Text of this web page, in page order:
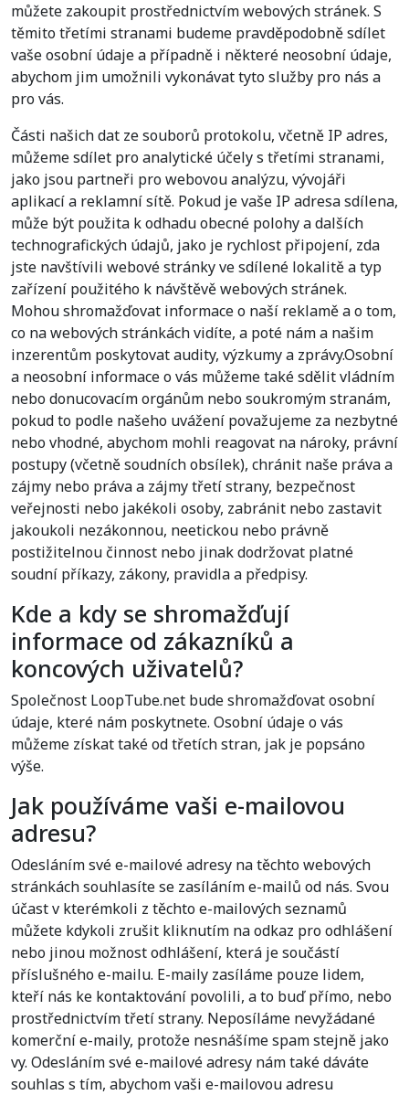
můžete zakoupit prostřednictvím webových stránek. S
těmito třetími stranami budeme pravděpodobně sdílet
vaše osobní údaje a případně i některé neosobní údaje,
abychom jim umožnili vykonávat tyto služby pro nás a
pro vás.
Části našich dat ze souborů protokolu, včetně IP adres,
můžeme sdílet pro analytické účely s třetími stranami,
jako jsou partneři pro webovou analýzu, vývojáři
aplikací a reklamní sítě. Pokud je vaše IP adresa sdílena,
může být použita k odhadu obecné polohy a dalších
technografických údajů, jako je rychlost připojení, zda
jste navštívili webové stránky ve sdílené lokalitě a typ
zařízení použitého k návštěvě webových stránek.
Mohou shromažďovat informace o naší reklamě a o tom,
co na webových stránkách vidíte, a poté nám a našim
inzerentům poskytovat audity, výzkumy a zprávy.Osobní
a neosobní informace o vás můžeme také sdělit vládním
nebo donucovacím orgánům nebo soukromým stranám,
pokud to podle našeho uvážení považujeme za nezbytné
nebo vhodné, abychom mohli reagovat na nároky, právní
postupy (včetně soudních obsílek), chránit naše práva a
zájmy nebo práva a zájmy třetí strany, bezpečnost
veřejnosti nebo jakékoli osoby, zabránit nebo zastavit
jakoukoli nezákonnou, neetickou nebo právně
postižitelnou činnost nebo jinak dodržovat platné
soudní příkazy, zákony, pravidla a předpisy.
Kde a kdy se shromažďují
informace od zákazníků a
koncových uživatelů?
Společnost LoopTube.net bude shromažďovat osobní
údaje, které nám poskytnete. Osobní údaje o vás
můžeme získat také od třetích stran, jak je popsáno
výše.
Jak používáme vaši e-mailovou
adresu?
Odesláním své e-mailové adresy na těchto webových
stránkách souhlasíte se zasíláním e-mailů od nás. Svou
účast v kterémkoli z těchto e-mailových seznamů
můžete kdykoli zrušit kliknutím na odkaz pro odhlášení
nebo jinou možnost odhlášení, která je součástí
příslušného e-mailu. E-maily zasíláme pouze lidem,
kteří nás ke kontaktování povolili, a to buď přímo, nebo
prostřednictvím třetí strany. Neposíláme nevyžádané
komerční e-maily, protože nesnášíme spam stejně jako
vy. Odesláním své e-mailové adresy nám také dáváte
souhlas s tím, abychom vaši e-mailovou adresu